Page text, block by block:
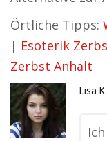
Örtliche Tipps:
| Esoterik
Zerbst Anhalt
Lisa K.